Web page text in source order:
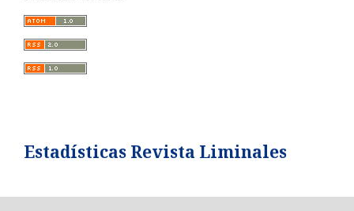
Estadísticas Revista Liminales